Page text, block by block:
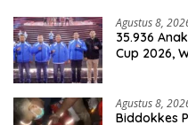
Agustus 8,
35.936
Cup 2026,
Agustus 8,
Biddokkes